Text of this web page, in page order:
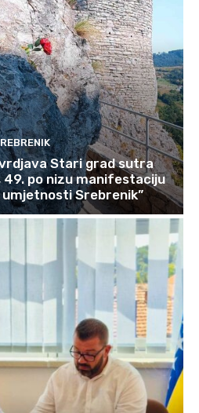
Stari grad sutra
49. po nizu manifestaciju
Srebrenik”